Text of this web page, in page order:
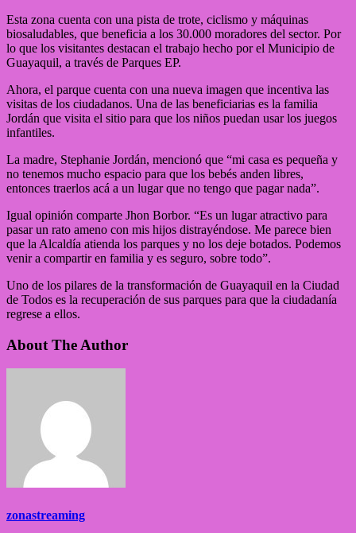
Esta zona cuenta con una pista de trote, ciclismo y máquinas
biosaludables, que beneficia a los 30.000 moradores del sector. Por
lo que los visitantes destacan el trabajo hecho por el Municipio de
Guayaquil, a través de Parques EP.
Ahora, el parque cuenta con una nueva imagen que incentiva las
visitas de los ciudadanos. Una de las beneficiarias es la familia
Jordán que visita el sitio para que los niños puedan usar los juegos
infantiles.
La madre, Stephanie Jordán, mencionó que “mi casa es pequeña y
no tenemos mucho espacio para que los bebés anden libres,
entonces traerlos acá a un lugar que no tengo que pagar nada”.
Igual opinión comparte Jhon Borbor. “Es un lugar atractivo para
pasar un rato ameno con mis hijos distrayéndose. Me parece bien
que la Alcaldía atienda los parques y no los deje botados. Podemos
venir a compartir en familia y es seguro, sobre todo”.
Uno de los pilares de la transformación de Guayaquil en la Ciudad
de Todos es la recuperación de sus parques para que la ciudadanía
regrese a ellos.
About The Author
zonastreaming